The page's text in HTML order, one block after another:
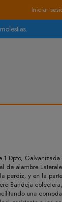
Iniciar
1 Dpto,
de alambre
perdiz, y en la
Bandeja
una